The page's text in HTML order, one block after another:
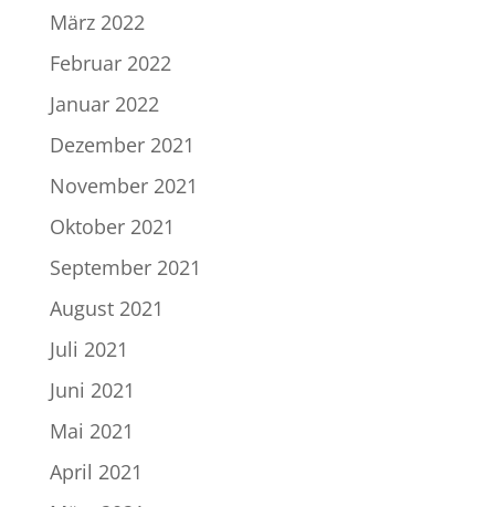
März 2022
Februar 2022
Januar 2022
Dezember 2021
November 2021
Oktober 2021
September 2021
August 2021
Juli 2021
Juni 2021
Mai 2021
April 2021